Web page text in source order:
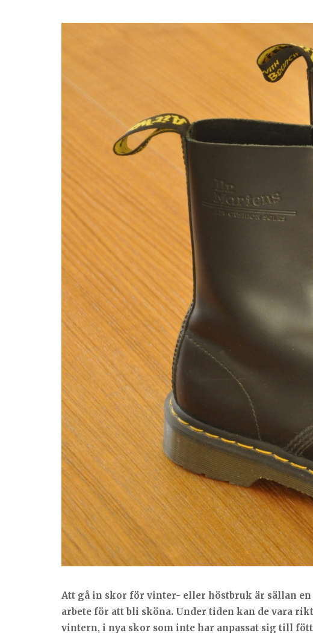
Att gå in skor för vinter- eller höstbruk är sällan
arbete för att bli sköna. Under tiden kan de vara
vintern, i nya skor som inte har anpassat sig till